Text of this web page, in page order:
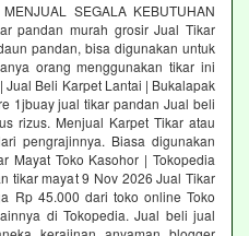
SEGALA KEBUTUHAN
pandan murah grosir Jual Tikar
pandan, bisa digunakan untuk
orang menggunakan tikar ini
Beli Karpet Lantai | Bukalapak
1jbuay jual tikar pandan Jual beli
rizus. Menjual Karpet Tikar atau
pengrajinnya. Biasa digunakan
Mayat Toko Kasohor | Tokopedia
tikar mayat 9 Nov 2026 Jual Tikar
Rp 45.000 dari toko online Toko
di Tokopedia. Jual beli jual